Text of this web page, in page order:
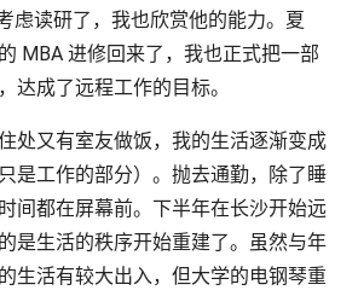
虑读研了，我也欣赏他的能力。夏
MBA 进修回来了，我也正式把一部
达成了远程工作的目标。
处又有室友做饭，我的生活逐渐变成
是工作的部分）。抛去通勤，除了睡
间都在屏幕前。下半年在长沙开始远
是生活的秩序开始重建了。虽然与年
生活有较大出入，但大学的电钢琴重